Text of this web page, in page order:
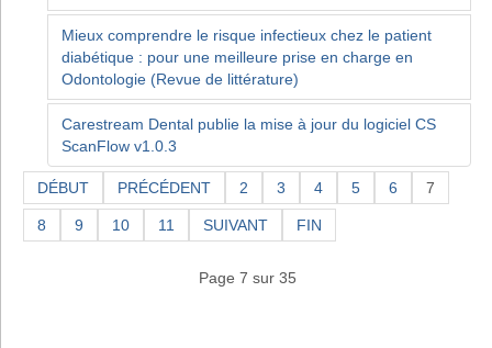
Mieux comprendre le risque infectieux chez le patient
diabétique : pour une meilleure prise en charge en
Odontologie (Revue de littérature)
Carestream Dental publie la mise à jour du logiciel CS
ScanFlow v1.0.3
DÉBUT PRÉCÉDENT 2 3 4 5 6 7
8 9 10 11 SUIVANT FIN
Page 7 sur 35